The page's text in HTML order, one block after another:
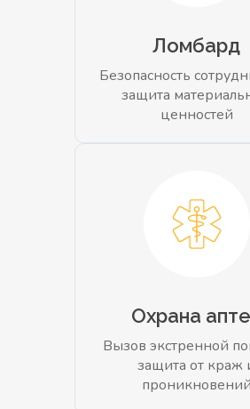
Ломбард
Безопасность
защита
ценностей
Охрана
Вызов экстренной
защита от краж
проникновений